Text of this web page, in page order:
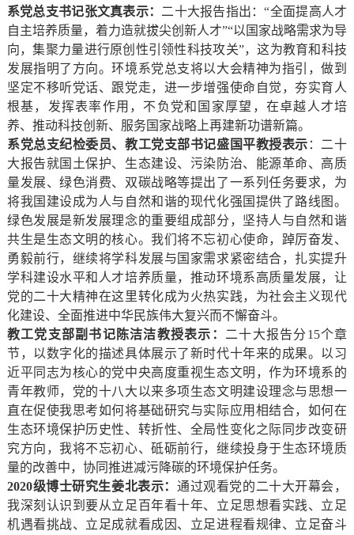
系党总支书记张文真表示： 二十大报告指出：“全面提高人才
自主培养质量，着力造就拔尖创新人才”“以国家战略需求为导
向，集聚力量进行原创性引领性科技攻关”，这为教育和科技
发展指明了方向。环境系党总支将以大会精神为指引，做到
坚定不移听党话、跟党走，进一步增强使命自觉，夯实育人
根基，发挥表率作用，不负党和国家厚望，在卓越人才培
养、推动科技创新、服务国家战略上再建新功谱新篇。
系党总支纪检委员、教工党支部书记盛国平教授表示 ：二十
大报告就国土保护、生态建设、污染防治、能源革命、高质
量发展、绿色消费、双碳战略等提出了一系列任务要求，为
将我国建设成为人与自然和谐的现代化强国提供了路线图。
绿色发展是新发展理念的重要组成部分，坚持人与自然和谐
共生是生态文明的核心。我们将不忘初心使命，踔厉奋发、
勇毅前行，继续将学科发展与国家需求紧密结合，扎实提升
学科建设水平和人才培养质量，推动环境系高质量发展，让
党的二十大精神在这里转化成为火热实践，为社会主义现代
化建设、全面推进中华民族伟大复兴而不懈奋斗。
教工党支部副书记陈洁洁教授表示： 二十大报告分15个章
节，以数字化的描述具体展示了新时代十年来的成果。以习
近平同志为核心的党中央高度重视生态文明，作为环境系的
青年教师，党的十八大以来多项生态文明建设理念与思想一
直在促使我思考如何将基础研究与实际应用相结合，如何在
生态环境保护历史性、转折性、全局性变化之际同步改变研
究方向，我将不忘初心、砥砺前行，继续投身于生态环境质
量的改善中，协同推进减污降碳的环境保护任务。
2020级博士研究生姜北表示： 通过观看党的二十大开幕会，
我深刻认识到要从立足百年看十年、立足思想看实践、立足
机遇看挑战、立足成就看成因、立足进程看规律、立足奋斗